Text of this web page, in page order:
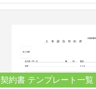
契約書 テンプレート一覧